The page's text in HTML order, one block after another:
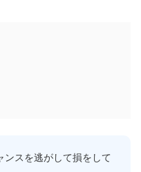
ンスを逃がして損をして